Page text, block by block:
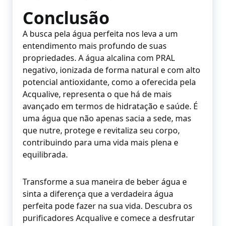
Conclusão
A busca pela água perfeita nos leva a um
entendimento mais profundo de suas
propriedades. A água alcalina com PRAL
negativo, ionizada de forma natural e com alto
potencial antioxidante, como a oferecida pela
Acqualive, representa o que há de mais
avançado em termos de hidratação e saúde. É
uma água que não apenas sacia a sede, mas
que nutre, protege e revitaliza seu corpo,
contribuindo para uma vida mais plena e
equilibrada.
Transforme a sua maneira de beber água e
sinta a diferença que a verdadeira água
perfeita pode fazer na sua vida. Descubra os
purificadores Acqualive e comece a desfrutar